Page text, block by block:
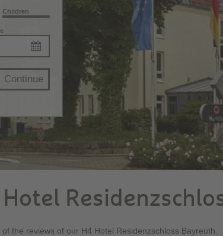
Children
Continue
Hotel
the reviews of our H4 Hotel Residenzschloss Bayreuth.